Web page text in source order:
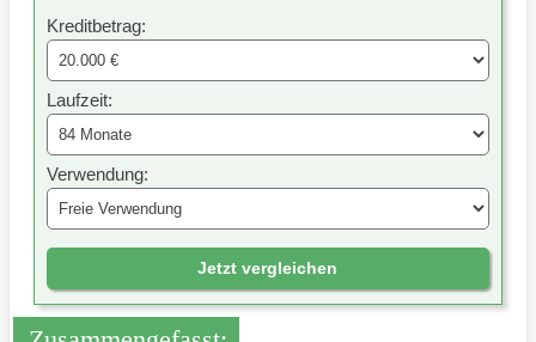
Kreditbetrag:
Laufzeit:
Verwendung:
Jetzt vergleichen